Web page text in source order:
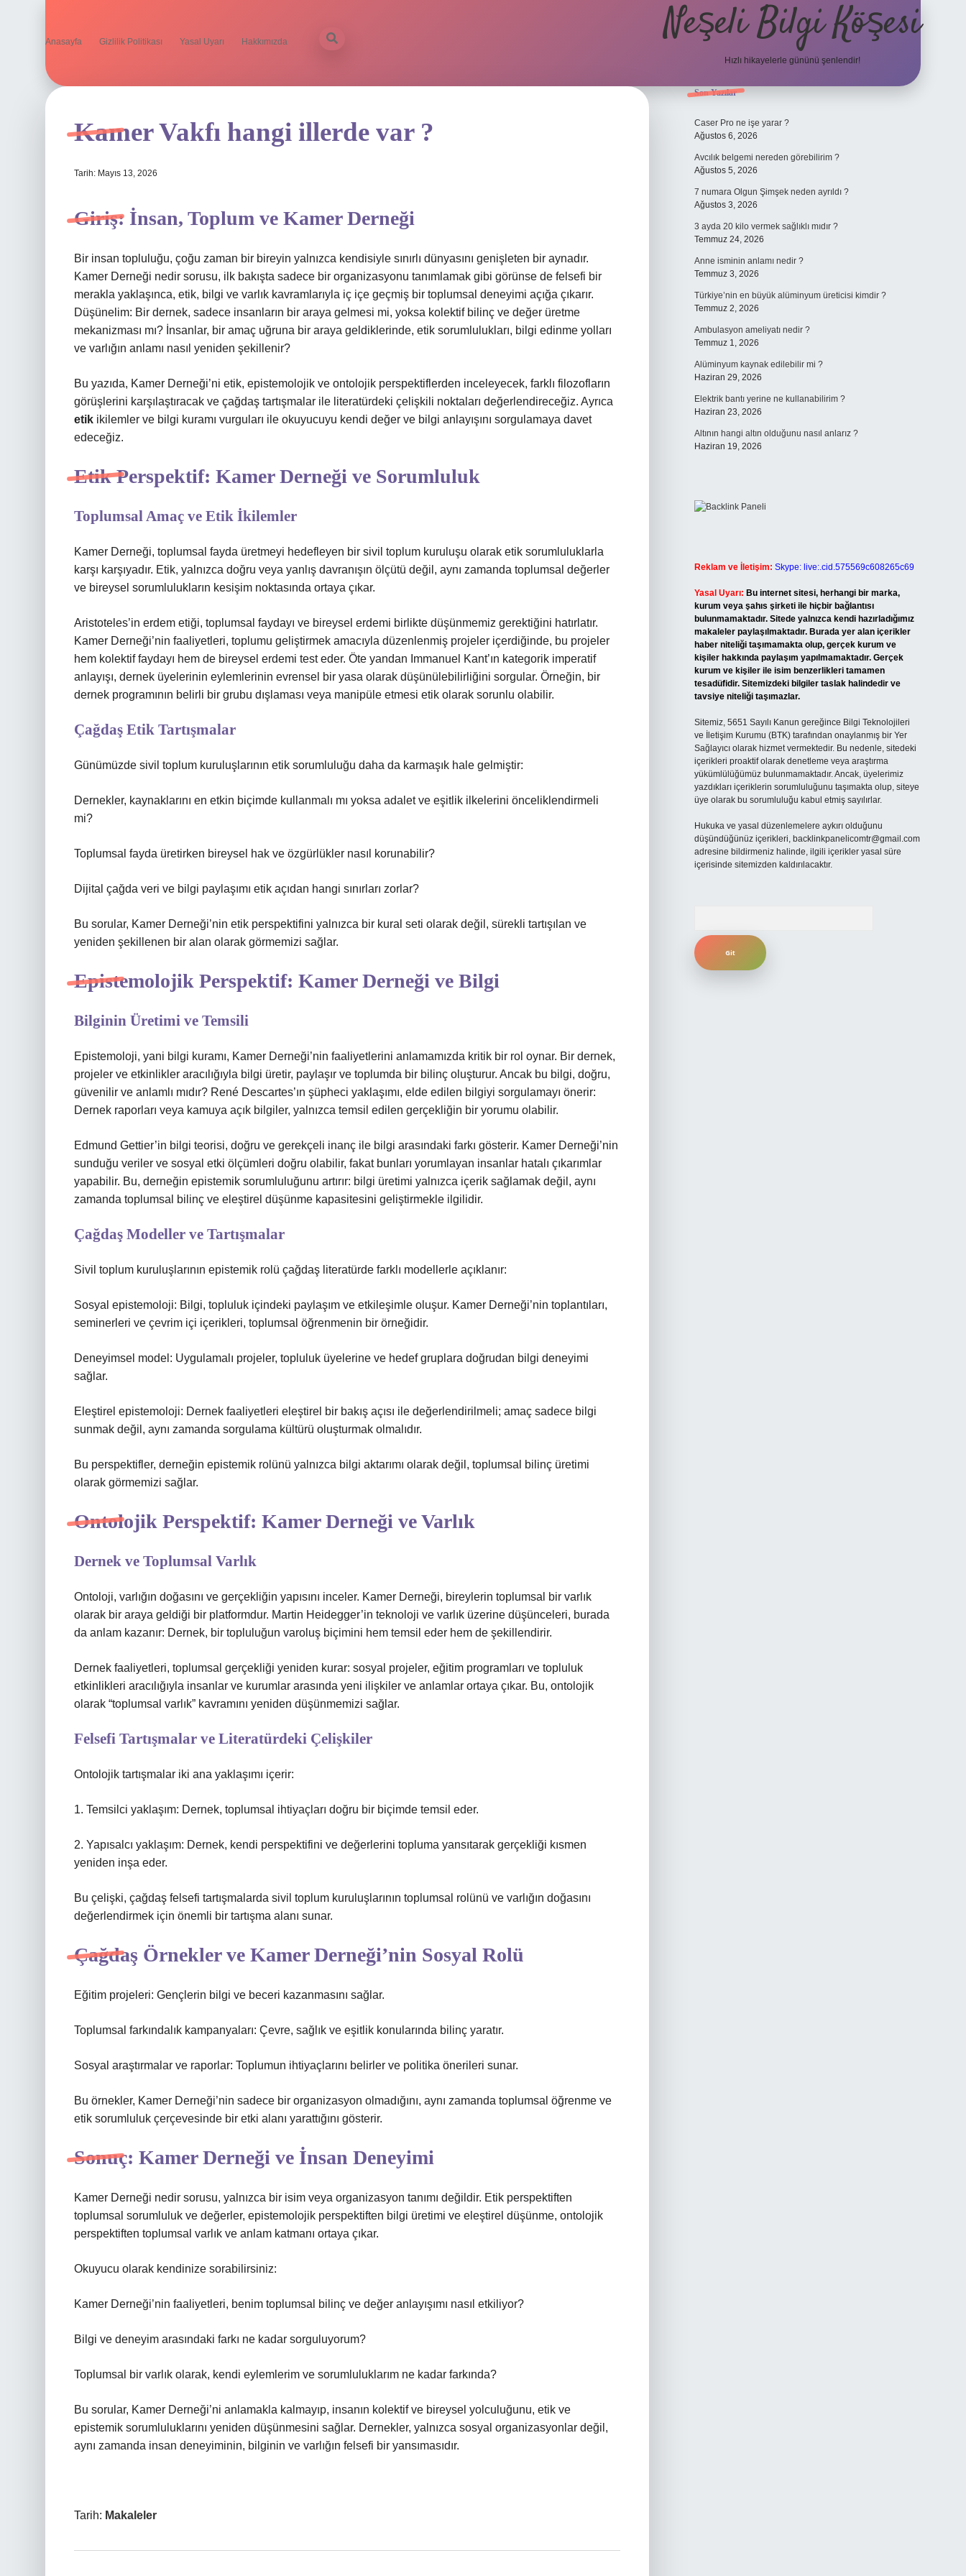
Anasayfa Gizlilik Politikası Yasal Uyarı Hakkımızda Neşeli Bilgi Köşesi
Hızlı hikayelerle gününü şenlendir!
Kamer Vakfı hangi illerde var ?
Tarih: Mayıs 13, 2026
Giriş: İnsan, Toplum ve Kamer Derneği
Bir insan topluluğu, çoğu zaman bir bireyin yalnızca kendisiyle sınırlı dünyasını genişleten bir aynadır.
Kamer Derneği nedir sorusu, ilk bakışta sadece bir organizasyonu tanımlamak gibi görünse de felsefi bir
merakla yaklaşınca, etik, bilgi ve varlık kavramlarıyla iç içe geçmiş bir toplumsal deneyimi açığa çıkarır.
Düşünelim: Bir dernek, sadece insanların bir araya gelmesi mi, yoksa kolektif bilinç ve değer üretme
mekanizması mı? İnsanlar, bir amaç uğruna bir araya geldiklerinde, etik sorumlulukları, bilgi edinme yolları
ve varlığın anlamı nasıl yeniden şekillenir?
Bu yazıda, Kamer Derneği’ni etik, epistemolojik ve ontolojik perspektiflerden inceleyecek, farklı filozofların
görüşlerini karşılaştıracak ve çağdaş tartışmalar ile literatürdeki çelişkili noktaları değerlendireceğiz. Ayrıca
etik ikilemler ve bilgi kuramı vurguları ile okuyucuyu kendi değer ve bilgi anlayışını sorgulamaya davet
edeceğiz.
Etik Perspektif: Kamer Derneği ve Sorumluluk
Toplumsal Amaç ve Etik İkilemler
Kamer Derneği, toplumsal fayda üretmeyi hedefleyen bir sivil toplum kuruluşu olarak etik sorumluluklarla
karşı karşıyadır. Etik, yalnızca doğru veya yanlış davranışın ölçütü değil, aynı zamanda toplumsal değerler
ve bireysel sorumlulukların kesişim noktasında ortaya çıkar.
Aristoteles’in erdem etiği, toplumsal faydayı ve bireysel erdemi birlikte düşünmemiz gerektiğini hatırlatır.
Kamer Derneği’nin faaliyetleri, toplumu geliştirmek amacıyla düzenlenmiş projeler içerdiğinde, bu projeler
hem kolektif faydayı hem de bireysel erdemi test eder. Öte yandan Immanuel Kant’ın kategorik imperatif
anlayışı, dernek üyelerinin eylemlerinin evrensel bir yasa olarak düşünülebilirliğini sorgular. Örneğin, bir
dernek programının belirli bir grubu dışlaması veya manipüle etmesi etik olarak sorunlu olabilir.
Çağdaş Etik Tartışmalar
Günümüzde sivil toplum kuruluşlarının etik sorumluluğu daha da karmaşık hale gelmiştir:
Dernekler, kaynaklarını en etkin biçimde kullanmalı mı yoksa adalet ve eşitlik ilkelerini önceliklendirmeli
mi?
Toplumsal fayda üretirken bireysel hak ve özgürlükler nasıl korunabilir?
Dijital çağda veri ve bilgi paylaşımı etik açıdan hangi sınırları zorlar?
Bu sorular, Kamer Derneği’nin etik perspektifini yalnızca bir kural seti olarak değil, sürekli tartışılan ve
yeniden şekillenen bir alan olarak görmemizi sağlar.
Epistemolojik Perspektif: Kamer Derneği ve Bilgi
Bilginin Üretimi ve Temsili
Epistemoloji, yani bilgi kuramı, Kamer Derneği’nin faaliyetlerini anlamamızda kritik bir rol oynar. Bir dernek,
projeler ve etkinlikler aracılığıyla bilgi üretir, paylaşır ve toplumda bir bilinç oluşturur. Ancak bu bilgi, doğru,
güvenilir ve anlamlı mıdır? René Descartes’ın şüpheci yaklaşımı, elde edilen bilgiyi sorgulamayı önerir:
Dernek raporları veya kamuya açık bilgiler, yalnızca temsil edilen gerçekliğin bir yorumu olabilir.
Edmund Gettier’in bilgi teorisi, doğru ve gerekçeli inanç ile bilgi arasındaki farkı gösterir. Kamer Derneği’nin
sunduğu veriler ve sosyal etki ölçümleri doğru olabilir, fakat bunları yorumlayan insanlar hatalı çıkarımlar
yapabilir. Bu, derneğin epistemik sorumluluğunu artırır: bilgi üretimi yalnızca içerik sağlamak değil, aynı
zamanda toplumsal bilinç ve eleştirel düşünme kapasitesini geliştirmekle ilgilidir.
Çağdaş Modeller ve Tartışmalar
Sivil toplum kuruluşlarının epistemik rolü çağdaş literatürde farklı modellerle açıklanır:
Sosyal epistemoloji: Bilgi, topluluk içindeki paylaşım ve etkileşimle oluşur. Kamer Derneği’nin toplantıları,
seminerleri ve çevrim içi içerikleri, toplumsal öğrenmenin bir örneğidir.
Deneyimsel model: Uygulamalı projeler, topluluk üyelerine ve hedef gruplara doğrudan bilgi deneyimi
sağlar.
Eleştirel epistemoloji: Dernek faaliyetleri eleştirel bir bakış açısı ile değerlendirilmeli; amaç sadece bilgi
sunmak değil, aynı zamanda sorgulama kültürü oluşturmak olmalıdır.
Bu perspektifler, derneğin epistemik rolünü yalnızca bilgi aktarımı olarak değil, toplumsal bilinç üretimi
olarak görmemizi sağlar.
Ontolojik Perspektif: Kamer Derneği ve Varlık
Dernek ve Toplumsal Varlık
Ontoloji, varlığın doğasını ve gerçekliğin yapısını inceler. Kamer Derneği, bireylerin toplumsal bir varlık
olarak bir araya geldiği bir platformdur. Martin Heidegger’in teknoloji ve varlık üzerine düşünceleri, burada
da anlam kazanır: Dernek, bir topluluğun varoluş biçimini hem temsil eder hem de şekillendirir.
Dernek faaliyetleri, toplumsal gerçekliği yeniden kurar: sosyal projeler, eğitim programları ve topluluk
etkinlikleri aracılığıyla insanlar ve kurumlar arasında yeni ilişkiler ve anlamlar ortaya çıkar. Bu, ontolojik
olarak “toplumsal varlık” kavramını yeniden düşünmemizi sağlar.
Felsefi Tartışmalar ve Literatürdeki Çelişkiler
Ontolojik tartışmalar iki ana yaklaşımı içerir:
1. Temsilci yaklaşım: Dernek, toplumsal ihtiyaçları doğru bir biçimde temsil eder.
2. Yapısalcı yaklaşım: Dernek, kendi perspektifini ve değerlerini topluma yansıtarak gerçekliği kısmen
yeniden inşa eder.
Bu çelişki, çağdaş felsefi tartışmalarda sivil toplum kuruluşlarının toplumsal rolünü ve varlığın doğasını
değerlendirmek için önemli bir tartışma alanı sunar.
Çağdaş Örnekler ve Kamer Derneği’nin Sosyal Rolü
Eğitim projeleri: Gençlerin bilgi ve beceri kazanmasını sağlar.
Toplumsal farkındalık kampanyaları: Çevre, sağlık ve eşitlik konularında bilinç yaratır.
Sosyal araştırmalar ve raporlar: Toplumun ihtiyaçlarını belirler ve politika önerileri sunar.
Bu örnekler, Kamer Derneği’nin sadece bir organizasyon olmadığını, aynı zamanda toplumsal öğrenme ve
etik sorumluluk çerçevesinde bir etki alanı yarattığını gösterir.
Sonuç: Kamer Derneği ve İnsan Deneyimi
Kamer Derneği nedir sorusu, yalnızca bir isim veya organizasyon tanımı değildir. Etik perspektiften
toplumsal sorumluluk ve değerler, epistemolojik perspektiften bilgi üretimi ve eleştirel düşünme, ontolojik
perspektiften toplumsal varlık ve anlam katmanı ortaya çıkar.
Okuyucu olarak kendinize sorabilirsiniz:
Kamer Derneği’nin faaliyetleri, benim toplumsal bilinç ve değer anlayışımı nasıl etkiliyor?
Bilgi ve deneyim arasındaki farkı ne kadar sorguluyorum?
Toplumsal bir varlık olarak, kendi eylemlerim ve sorumluluklarım ne kadar farkında?
Bu sorular, Kamer Derneği’ni anlamakla kalmayıp, insanın kolektif ve bireysel yolculuğunu, etik ve
epistemik sorumluluklarını yeniden düşünmesini sağlar. Dernekler, yalnızca sosyal organizasyonlar değil,
aynı zamanda insan deneyiminin, bilginin ve varlığın felsefi bir yansımasıdır.
Tarih: Makaleler
Sidebar
Son Yazılar
Caser Pro ne işe yarar ?
Ağustos 6, 2026
Avcılık belgemi nereden görebilirim ?
Ağustos 5, 2026
7 numara Olgun Şimşek neden ayrıldı ?
Ağustos 3, 2026
3 ayda 20 kilo vermek sağlıklı mıdır ?
Temmuz 24, 2026
Anne isminin anlamı nedir ?
Temmuz 3, 2026
Türkiye’nin en büyük alüminyum üreticisi kimdir ?
Temmuz 2, 2026
Ambulasyon ameliyatı nedir ?
Temmuz 1, 2026
Alüminyum kaynak edilebilir mi ?
Haziran 29, 2026
Elektrik bantı yerine ne kullanabilirim ?
Haziran 23, 2026
Altının hangi altın olduğunu nasıl anlarız ?
Haziran 19, 2026
Reklam ve İletişim: Skype: live:.cid.575569c608265c69
Yasal Uyarı: Bu internet sitesi, herhangi bir marka,
kurum veya şahıs şirketi ile hiçbir bağlantısı
bulunmamaktadır. Sitede yalnızca kendi hazırladığımız
makaleler paylaşılmaktadır. Burada yer alan içerikler
haber niteliği taşımamakta olup, gerçek kurum ve
kişiler hakkında paylaşım yapılmamaktadır. Gerçek
kurum ve kişiler ile isim benzerlikleri tamamen
tesadüfidir. Sitemizdeki bilgiler taslak halindedir ve
tavsiye niteliği taşımazlar.
Sitemiz, 5651 Sayılı Kanun gereğince Bilgi Teknolojileri
ve İletişim Kurumu (BTK) tarafından onaylanmış bir Yer
Sağlayıcı olarak hizmet vermektedir. Bu nedenle, sitedeki
içerikleri proaktif olarak denetleme veya araştırma
yükümlülüğümüz bulunmamaktadır. Ancak, üyelerimiz
yazdıkları içeriklerin sorumluluğunu taşımakta olup, siteye
üye olarak bu sorumluluğu kabul etmiş sayılırlar.
Hukuka ve yasal düzenlemelere aykırı olduğunu
düşündüğünüz içerikleri, backlinkpanelicomtr@gmail.com
adresine bildirmeniz halinde, ilgili içerikler yasal süre
içerisinde sitemizden kaldırılacaktır.